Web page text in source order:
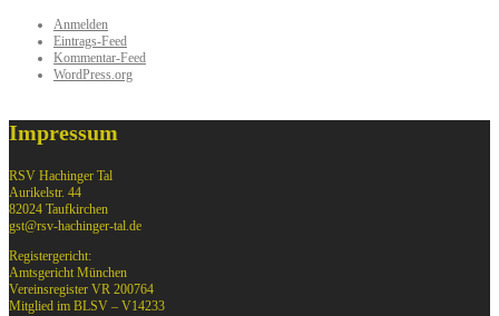
Anmelden
Eintrags-Feed
Kommentar-Feed
WordPress.org
Impressum
RSV Hachinger Tal
Aurikelstr. 44
82024 Taufkirchen
gst@rsv-hachinger-tal.de
Registergericht:
Amtsgericht München
Vereinsregister VR 200764
Mitglied im BLSV – V14233